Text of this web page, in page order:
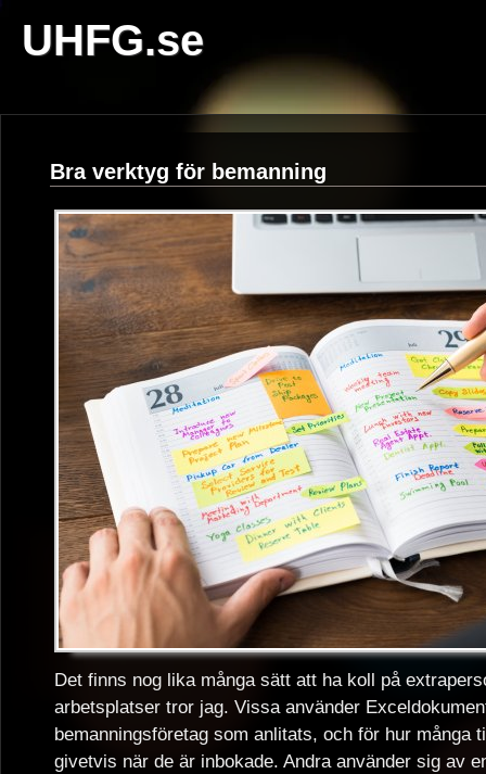
UHFG.se
Bra verktyg för bemanning
Det finns nog lika många sätt att ha koll på
arbetsplatser tror jag. Vissa använder
bemanningsföretag som anlitats, och för hur många
givetvis när de är inbokade. Andra använder sig av